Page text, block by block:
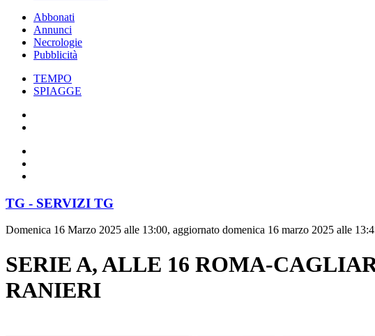
Abbonati
Annunci
Necrologie
Pubblicità
TEMPO
SPIAGGE
TG - SERVIZI TG
Domenica 16 Marzo 2025 alle 13:00, aggiornato domenica 16 marzo 2025 alle
SERIE A, ALLE 16 ROMA-
RANIERI